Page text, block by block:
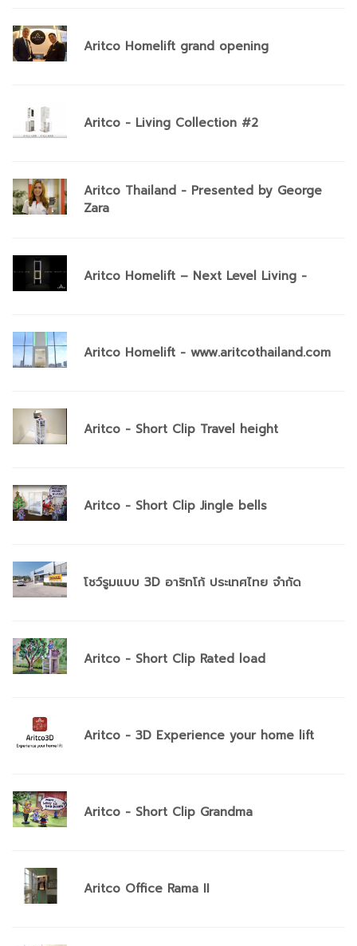
Aritco Homelift grand opening
Aritco - Living Collection #2
Aritco Thailand - Presented by George
Zara
Aritco Homelift – Next Level Living -
Aritco Homelift - www.aritcothailand.com
Aritco - Short Clip Travel height
Aritco - Short Clip Jingle bells
โชว์รูมแบบ 3D อาริทโก้ ประเทศไทย จำกัด
Aritco - Short Clip Rated load
Aritco - 3D Experience your home lift
Aritco - Short Clip Grandma
Aritco Office Rama II